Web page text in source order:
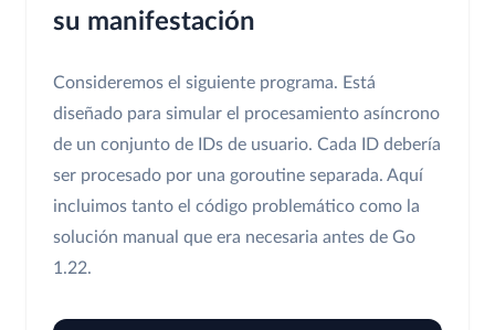
su manifestación
Consideremos el siguiente programa. Está
diseñado para simular el procesamiento asíncrono
de un conjunto de IDs de usuario. Cada ID debería
ser procesado por una goroutine separada. Aquí
incluimos tanto el código problemático como la
solución manual que era necesaria antes de Go
1.22.